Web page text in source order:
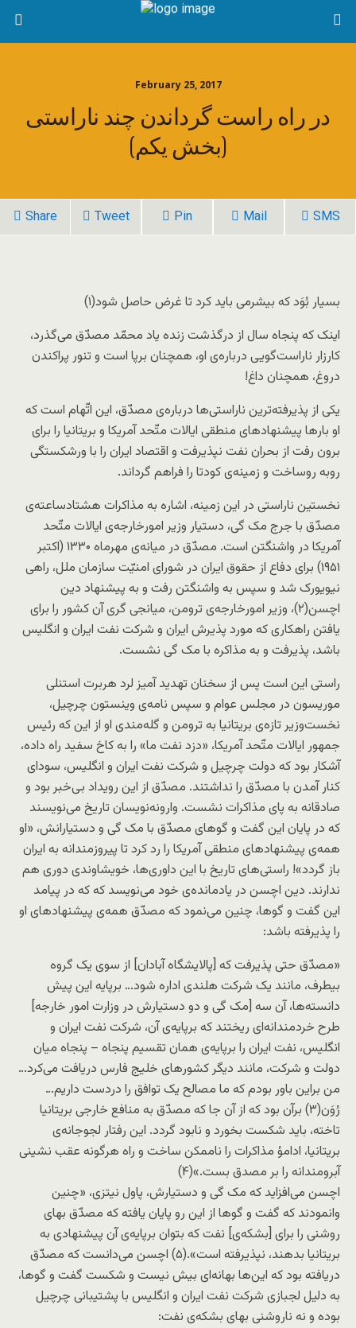
February 25, 2017
در راه راست گرداندن چند ناراستی
(بخش یکم)
Share Tweet Pin Mail SMS
بسیار بُوَد که بیشرمی باید کرد تا غرض حاصل شود(۱)
اینک که پنجاه سال از درگذشت زنده یاد محمّد مصدّق می‌گذرد،
کارزار ناراست‌گویی درباره‌ی او، همچنان برپا است و تنور پراکندن
دروغ، همچنان داغ!
یکی از پذیرفته‌ترین ناراستی‌ها درباره‌ی مصدّق، این اتّهام است که
او بارها پیشنهادهای منطقی ایالات متّحد آمریکا و بریتانیا را برای
برون رفت از بحران نفت نپذیرفت و اقتصاد ایران را با ورشکستگی
روبه روساخت و زمینه‌ی کودتا را فراهم گرداند.
نخستین ناراستی در این زمینه، اشاره به مذاکرات هشتادساعته‌ی
مصدّق با جرج مک گی، دستیار وزیر امورخارجه‌ی ایالات متّحد
آمریکا در واشنگتن است. مصدّق در میانه‌ی مهرماه ۱۳۳۰ (اکتبر
۱۹۵۱) برای دفاع از حقوق ایران در شورای امنیّت سازمان ملل، راهی
نیویورک شد و سپس به واشنگتن رفت و به پیشنهاد دین
اچسن(۲)، وزیر امورخارجه‌ی ترومن، میانجی گری آن کشور را برای
یافتن راهکاری که مورد پذیرش ایران و شرکت نفت ایران و انگلیس
باشد، پذیرفت و به مذاکره با مک گی نشست.
راستی این است پس از سخنان تهدید آمیز لرد هربرت استنلی
موریسون در مجلس عوام و سپس نامه‌ی وینستون چرچیل،
نخست‌وزیر تازه‌ی بریتانیا به ترومن و گله‌مندی او از این که رئیس
جمهور ایالات متّحد آمریکا، «دزد نفت ما» را به کاخ سفید راه داده،
آشکار بود که دولت چرچیل و شرکت نفت ایران و انگلیس، سودای
کنار آمدن با مصدّق را نداشتند. مصدّق از این رویداد بی‌خبر بود و
صادقانه به پای مذاکرات نشست. وارونه‌نویسان تاریخ می‌نویسند
که در پایان این گفت و گوهای مصدّق با مک گی و دستیارانش، «او
همه‌ی پیشنهادهای منطقی آمریکا را رد کرد تا پیروزمندانه به ایران
باز گردد»! راستی‌های تاریخ با این داوری‌ها، خویشاوندی دوری هم
ندارند. دین اچسن در یادمانده‌ی خود می‌نویسد که که در پیامد
این گفت و گوها، چنین می‌نمود که مصدّق همه‌ی پیشنهادهای او
را پذیرفته باشد:
«مصدّق حتی پذیرفت که [پالایشگاه آبادان] از سوی یک گروه
بیطرف، مانند یک شرکت هلندی اداره شود… برپایه این پیش
دانسته‌ها، آن سه [مک گی و دو دستیارش در وزارت امور خارجه]
طرح خردمندانه‌ای ریختند که برپایه‌ی آن، شرکت نفت ایران و
انگلیس، نفت ایران را برپایه‌ی همان تقسیم پنجاه – پنجاه میان
دولت و شرکت، مانند دیگر کشورهای خلیج فارس دریافت می‌کرد…
من براین باور بودم که ما مصالح یک توافق را دردست داریم…
رُوَن(۳) برآن بود که از آن جا که مصدّق به منافع خارجی بریتانیا
تاخته، باید شکست بخورد و نابود گردد. این رفتار لجوجانه‌ی
بریتانیا، ادامؤ مذاکرات را ناممکن ساخت و راه هرگونه عقب نشینی
آبرومندانه را بر مصدق بست.»(۴)
اچسن می‌افزاید که مک گی و دستیارش، پاول نیتزی، «چنین
وانمودند که گفت و گو‌ها از این رو پایان یافته که مصدّق بهای
روشنی را برای [بشکه‌ی] نفت که بتوان برپایه‌ی آن پیشنهادی به
بریتانیا بدهند، نپذیرفته است».(۵) اچسن می‌دانست که مصدّق
دریافته بود که این‌ها بهانه‌ای بیش نیست و شکست گفت و گوها،
به دلیل لجبازی شرکت نفت ایران و انگلیس با پشتیبانی چرچیل
بوده و نه ناروشنی بهای بشکه‌ی نفت: